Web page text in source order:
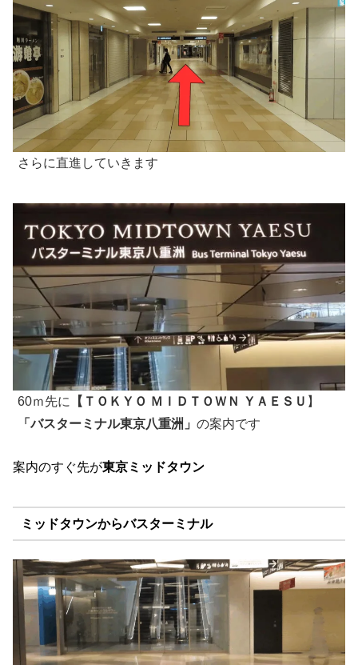
さらに直進していきます
60ｍ先に 【ＴＯＫＹＯ ＭＩＤＴＯＷＮ ＹＡＥＳＵ 】
「バスターミナル東京八重洲」 の案内です
案内のすぐ先が東京ミッドタウン
ミッドタウンからバスターミナル